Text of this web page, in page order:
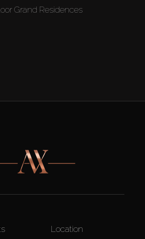
Grand Residences
Location